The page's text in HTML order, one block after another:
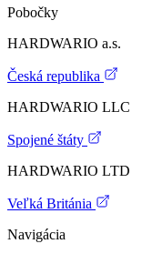
Pobočky
HARDWARIO a.s.
Česká republika
HARDWARIO LLC
Spojené štáty
HARDWARIO LTD
Veľká Británia
Navigácia